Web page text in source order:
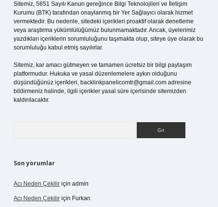
Sitemiz, 5651 Sayılı Kanun gereğince Bilgi Teknolojileri ve İletişim
Kurumu (BTK) tarafından onaylanmış bir Yer Sağlayıcı olarak hizmet
vermektedir. Bu nedenle, sitedeki içerikleri proaktif olarak denetleme
veya araştırma yükümlülüğümüz bulunmamaktadır. Ancak, üyelerimiz
yazdıkları içeriklerin sorumluluğunu taşımakta olup, siteye üye olarak bu
sorumluluğu kabul etmiş sayılırlar.
Sitemiz, kar amacı gütmeyen ve tamamen ücretsiz bir bilgi paylaşım
platformudur. Hukuka ve yasal düzenlemelere aykırı olduğunu
düşündüğünüz içerikleri, backlinkpanelicomtr@gmail.com adresine
bildirmeniz halinde, ilgili içerikler yasal süre içerisinde sitemizden
kaldırılacaktır.
Son yorumlar
Acı Neden Çekilir için admin
Acı Neden Çekilir için Furkan